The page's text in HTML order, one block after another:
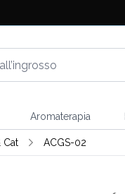
Aromaterapia
Cat ACGS-02